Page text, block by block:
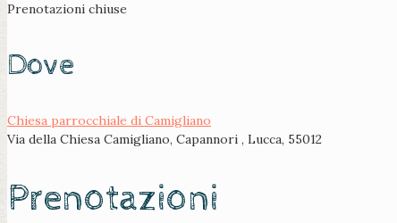
Prenotazioni chiuse
Dove
Chiesa parrocchiale di Camigliano
Via della Chiesa Camigliano, Capannori , Lucca, 55012
Prenotazioni